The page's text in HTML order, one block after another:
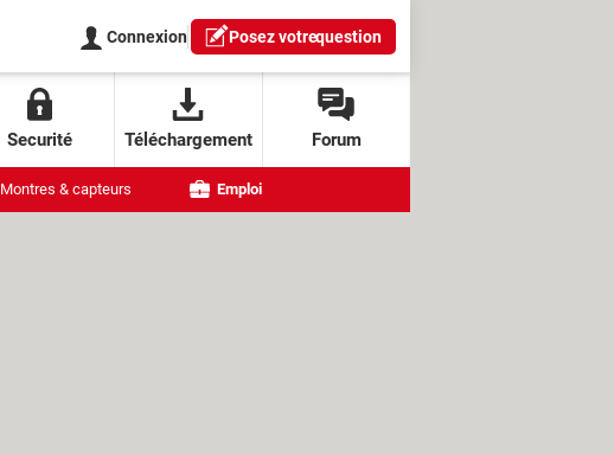
Connexion Posez votrequestion
Securité Téléchargement Forum
Montres & capteurs Emploi